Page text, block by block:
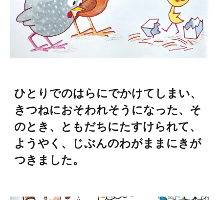
ひとりでのはらにでかけてしまい、
きつねにおそわれそうになった、そ
のとき、ともだちにたすけられて、
ようやく、じぶんのわがままにきが
つきました。